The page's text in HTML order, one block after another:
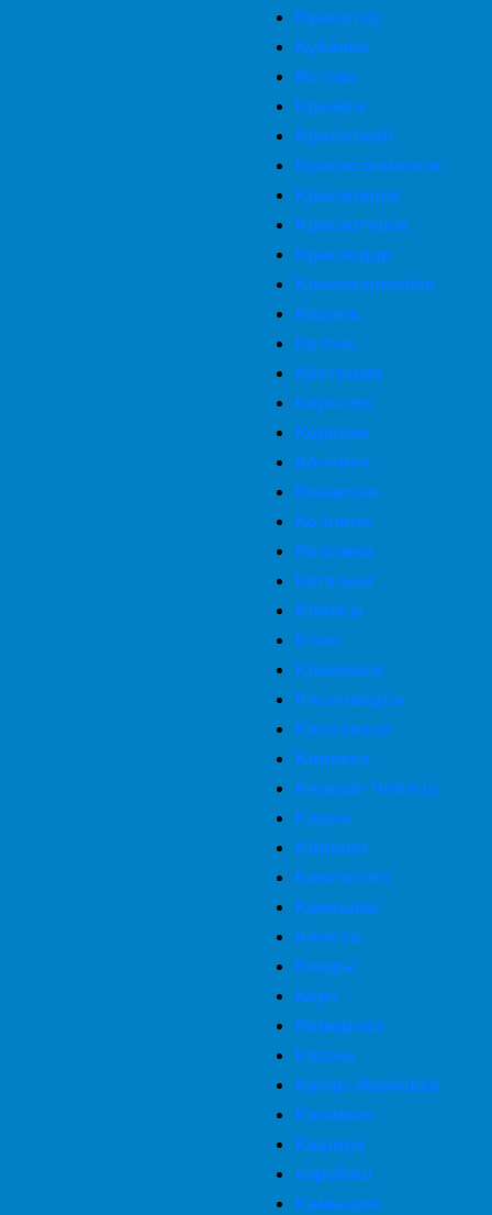
Кумертау
Кубинка
Кстово
Крымск
Кропоткин
Краснознаменск
Красноярск
Красногорск
Краснодар
Красноармейск
Ковров
Котлас
Кострома
Королев
Коркино
Копейск
Конаково
Колпино
Коломна
Когалым
Клинсы
Клин
Климовск
Кисловодск
Киселевск
Кировск
Кирово-Чепецк
Киров
Кириши
Кингисепп
Кинешма
Кинель
Кимры
Керч
Кемерово
Казань
Катав-Ивановск
Касимов
Кашира
карабаш
Камышин